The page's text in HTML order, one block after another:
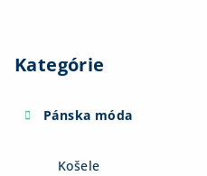
Kategórie
Pánska móda
Košele